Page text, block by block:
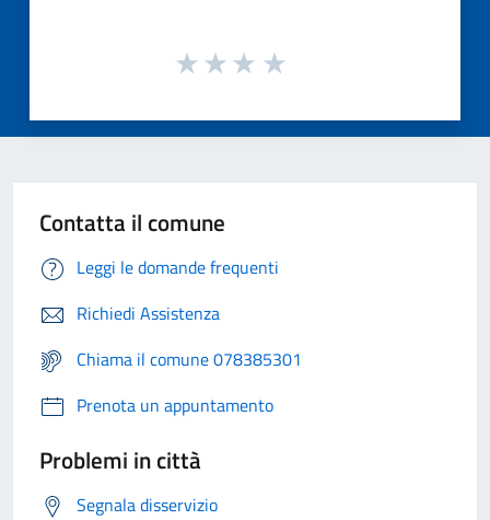
Contatta il comune
Leggi le domande frequenti
Richiedi Assistenza
Chiama il comune 078385301
Prenota un appuntamento
Problemi in città
Segnala disservizio